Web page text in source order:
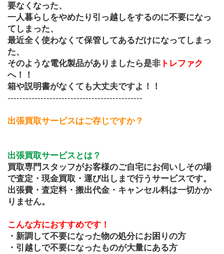
要なくなった、
一人暮らしをやめたり引っ越しをするのに不要になっ
てしまった、
最近全く使わなくて保管してあるだけになってしまっ
た、
そのような電化製品がありましたら是非 トレファク
へ！！
箱や説明書がなくても大丈夫ですよ！！
---------------------------------------------
出張買取サービスはご存じですか？
出張買取サービスとは？
買取専門スタッフがお客様のご自宅にお伺いしその場
で査定・現金買取・運び出しまで行うサービスです。
出張費・査定料・搬出代金・キャンセル料は一切かか
りません。
こんな方におすすめです！
・新調して不要になった物の処分にお困りの方
・引越しで不要になったものが大量にある方